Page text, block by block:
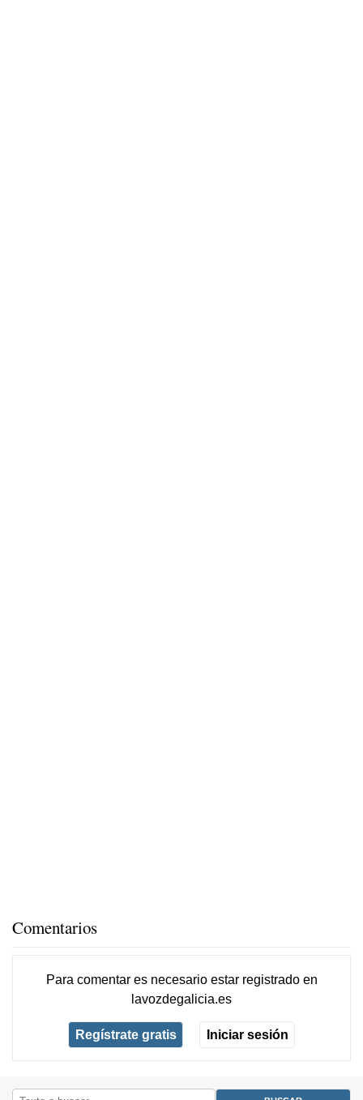
Comentarios
Para comentar es necesario estar registradoen
lavozdegalicia.es
Regístrate gratis Iniciar sesión